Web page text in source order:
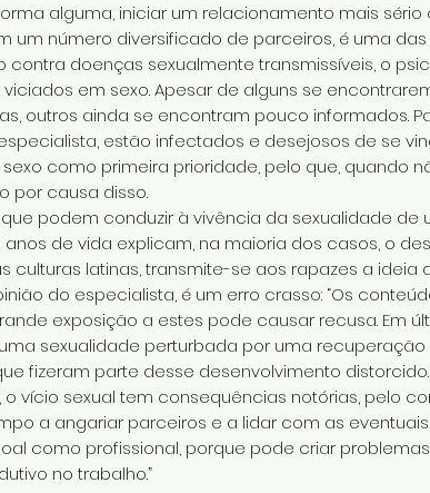
alguma, iniciar um relacionamento mais
um número diversificado de parceiros, é uma
contra doenças sexualmente transmissíveis, o
em sexo. Apesar de alguns se
outros ainda se encontram pouco informados.
estão infectados e desejosos de se
como primeira prioridade, pelo que, quando
por causa disso.
podem conduzir à vivência da sexualidade
de vida explicam, na maioria dos casos, o
culturas latinas, transmite-se aos rapazes a ideia
do especialista, é um erro crasso: “Os
exposição a estes pode causar recusa. Em
sexualidade perturbada por uma
fizeram parte desse desenvolvimento
vício sexual tem consequências notórias, pelo
a angariar parceiros e a lidar com as
como profissional, porque pode criar
no trabalho.”